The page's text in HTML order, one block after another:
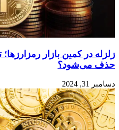
زلزله در کمین بازار
حذف می‌شود؟
دسامبر 31, 2024